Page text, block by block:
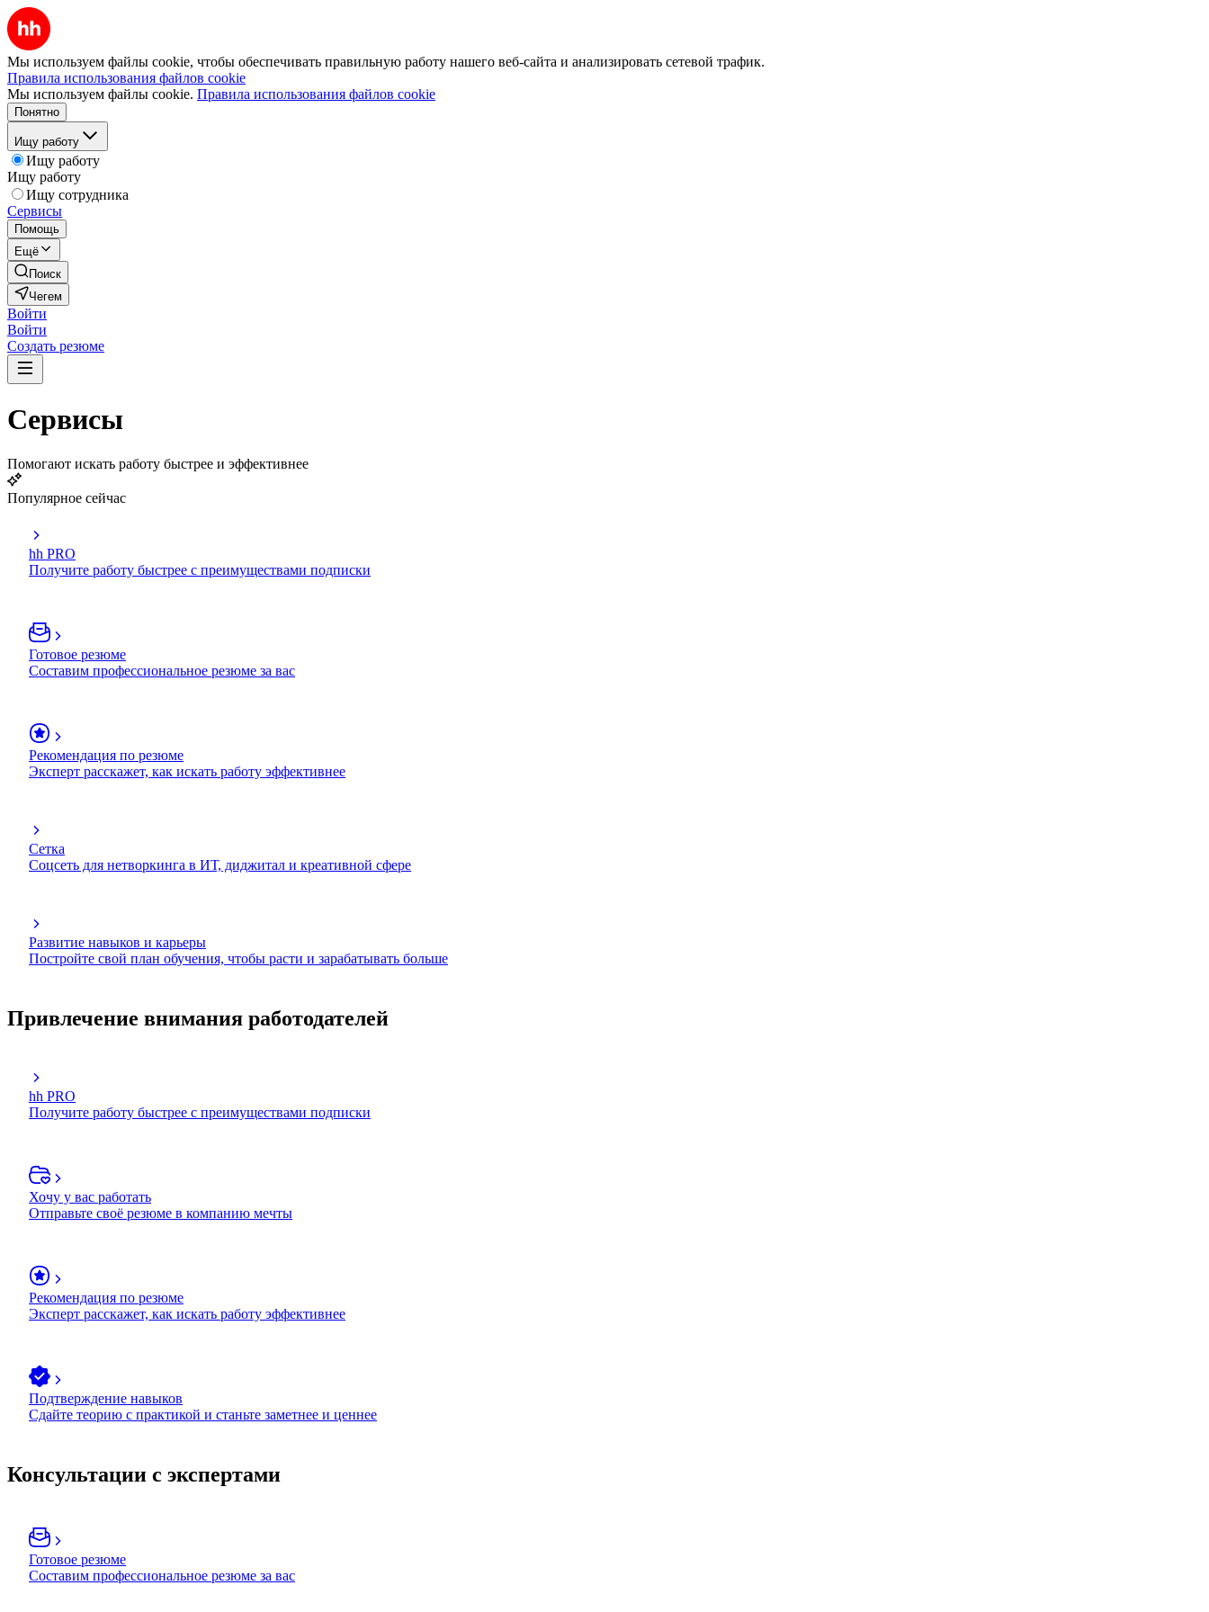
Мы используем файлы cookie, чтобы обеспечивать правильную работу нашего веб-сайта и анализировать сетевой трафик.
Правила использования файлов cookie
Мы используем файлы cookie. Правила использования файлов cookie
Понятно
Ищу работу
Ищу работу
Ищу работу
Ищу сотрудника
Сервисы
Помощь
Ещё
Поиск
Чегем
Войти
Войти
Создать резюме
Сервисы
Помогают искать работу быстрее и эффективнее
Популярное сейчас
hh PRO
Получите работу быстрее с преимуществами подписки
Готовое резюме
Составим профессиональное резюме за вас
Рекомендация по резюме
Эксперт расскажет, как искать работу эффективнее
Сетка
Соцсеть для нетворкинга в ИТ, диджитал и креативной сфере
Развитие навыков и карьеры
Постройте свой план обучения, чтобы расти и зарабатывать больше
Привлечение внимания работодателей
hh PRO
Получите работу быстрее с преимуществами подписки
Хочу у вас работать
Отправьте своё резюме в компанию мечты
Рекомендация по резюме
Эксперт расскажет, как искать работу эффективнее
Подтверждение навыков
Сдайте теорию с практикой и станьте заметнее и ценнее
Консультации с экспертами
Готовое резюме
Составим профессиональное резюме за вас